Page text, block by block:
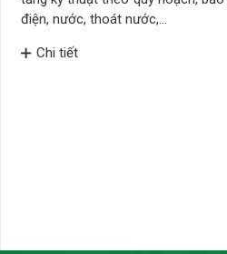
điện, nước, thoát nước,…
Chi tiết